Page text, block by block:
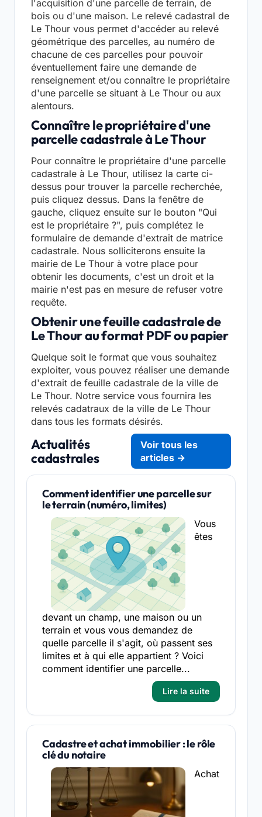
l'acquisition d'une parcelle de terrain, de
bois ou d'une maison. Le relevé cadastral de
Le Thour vous permet d'accéder au relevé
géométrique des parcelles, au numéro de
chacune de ces parcelles pour pouvoir
éventuellement faire une demande de
renseignement et/ou connaître le propriétaire
d'une parcelle se situant à Le Thour ou aux
alentours.
Connaître le propriétaire d'une
parcelle cadastrale à Le Thour
Pour connaître le propriétaire d'une parcelle
cadastrale à Le Thour, utilisez la carte ci-
dessus pour trouver la parcelle recherchée,
puis cliquez dessus. Dans la fenêtre de
gauche, cliquez ensuite sur le bouton "Qui
est le propriétaire ?", puis complétez le
formulaire de demande d'extrait de matrice
cadastrale. Nous solliciterons ensuite la
mairie de Le Thour à votre place pour
obtenir les documents, c'est un droit et la
mairie n'est pas en mesure de refuser votre
requête.
Obtenir une feuille cadastrale de
Le Thour au format PDF ou papier
Quelque soit le format que vous souhaitez
exploiter, vous pouvez réaliser une demande
d'extrait de feuille cadastrale de la ville de
Le Thour. Notre service vous fournira les
relevés cadatraux de la ville de Le Thour
dans tous les formats désirés.
Actualités
cadastrales
Voir tous les
articles →
Comment identifier une parcelle sur
le terrain (numéro, limites)
Vous
êtes
devant un champ, une maison ou un
terrain et vous vous demandez de
quelle parcelle il s'agit, où passent ses
limites et à qui elle appartient ? Voici
comment identifier une parcelle...
Lire la suite
Cadastre et achat immobilier : le rôle
clé du notaire
Achat